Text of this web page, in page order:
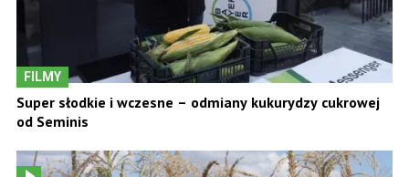
FILMY
Super słodkie i wczesne – odmiany kukurydzy cukrowej
od Seminis